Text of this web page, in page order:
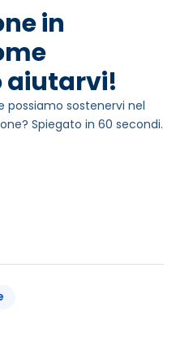
in
aiutarvi!
possiamo sostenervi nel
Spiegato in 60 secondi.